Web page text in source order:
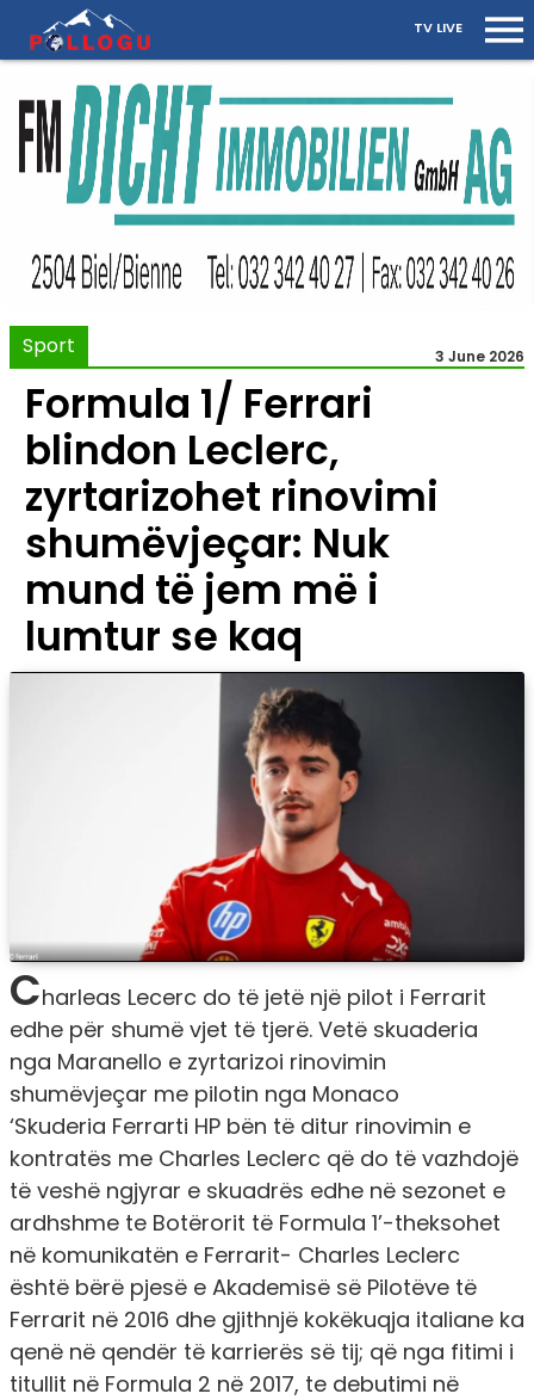
TV LIVE
Sport 3 June 2026
Formula 1/ Ferrari
blindon Leclerc,
zyrtarizohet rinovimi
shumëvjeçar: Nuk
mund të jem më i
lumtur se kaq
Charleas Lecerc do të jetë një pilot i Ferrarit
edhe për shumë vjet të tjerë. Vetë skuaderia
nga Maranello e zyrtarizoi rinovimin
shumëvjeçar me pilotin nga Monaco
‘Skuderia Ferrarti HP bën të ditur rinovimin e
kontratës me Charles Leclerc që do të vazhdojë
të veshë ngjyrar e skuadrës edhe në sezonet e
ardhshme te Botërorit të Formula 1’-theksohet
në komunikatën e Ferrarit- Charles Leclerc
është bërë pjesë e Akademisë së Pilotëve të
Ferrarit në 2016 dhe gjithnjë kokëkuqja italiane ka
qenë në qendër të karrierës së tij; që nga fitimi i
titullit në Formula 2 në 2017, te debutimi në